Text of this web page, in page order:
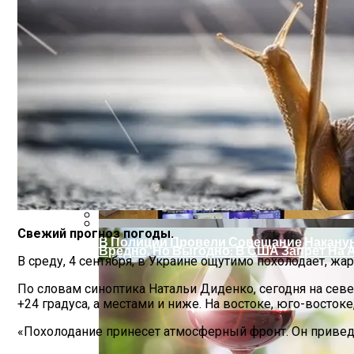
На Какую Зарплату Могут
Вредно, Но Выгодно: В США Запрет На
В Полиции Провели Совещание
Свежий прогноз погоды.
В среду, 4 сентября, в Украине ощутимо похолодает,
По словам синоптика Натальи Диденко, сегодня на
+24 градуса, а местами и ниже. На востоке, юго-
«Похолодание принесет атмосферный фронт. Он